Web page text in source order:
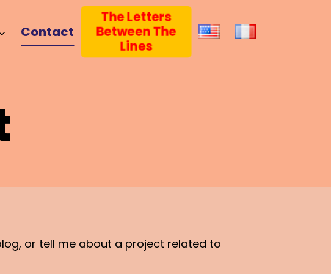
Contact
The Letters
Between The
Lines
or tell me about a project related to